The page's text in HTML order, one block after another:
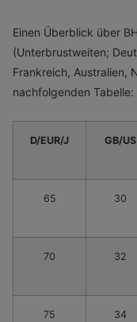
Einen Überblick über
(Unterbrustweiten;
Frankreich, Australien,
nachfolgenden Tabelle:
D/EUR/J GB/US
65 30
70 32
75 34